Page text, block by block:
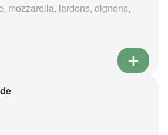
mozzarella, lardons, oignons,